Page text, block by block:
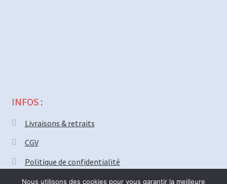
INFOS :
Livraisons & retraits
CGV
Politique de confidentialité
Nous utilisons des cookies pour vous garantir la meilleure